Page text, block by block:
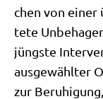
chen von
te­te
jüng­ste
aus­ge­wähl­ter
zur